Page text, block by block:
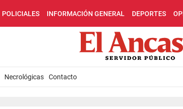
POLICIALES INFORMACIÓN GENERAL DEPORTES
Necrológicas Contacto